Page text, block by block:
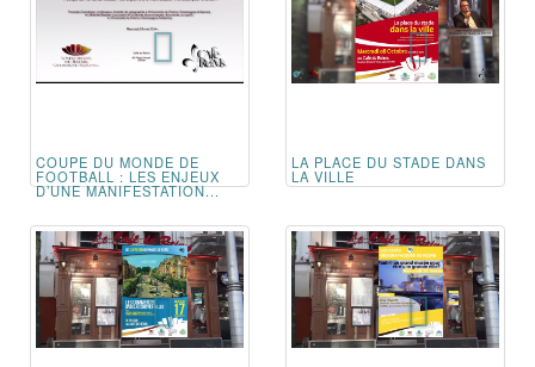
COUPE DU MONDE DE
FOOTBALL : LES ENJEUX
D’UNE MANIFESTATION...
LA PLACE DU STADE DANS
LA VILLE